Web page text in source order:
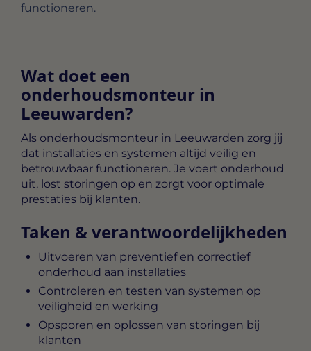
functioneren.
Wat doet een
onderhoudsmonteur in
Leeuwarden?
Als onderhoudsmonteur in Leeuwarden zorg jij
dat installaties en systemen altijd veilig en
betrouwbaar functioneren. Je voert onderhoud
uit, lost storingen op en zorgt voor optimale
prestaties bij klanten.
Taken & verantwoordelijkheden
Uitvoeren van preventief en correctief
onderhoud aan installaties
Controleren en testen van systemen op
veiligheid en werking
Opsporen en oplossen van storingen bij
klanten